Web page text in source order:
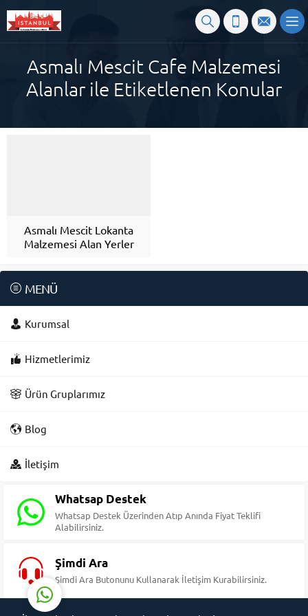
Asmalı Mescit Cafe Malzemesi
Alanlar ile Etiketlenen Konular
Asmalı Mescit Lokanta
Malzemesi Alan Yerler
MENÜ
Kurumsal
Hizmetlerimiz
Ürün Gruplarımız
Blog
İletişim
Whatsap Destek
Whatsap Destek Üzerinden Atıp Anında Fiyat Teklifi
Alabilirsiniz.
Şimdi Ara
Şimdi Ara Butonunu Kullanarak İletişim Kurabilirsiniz.